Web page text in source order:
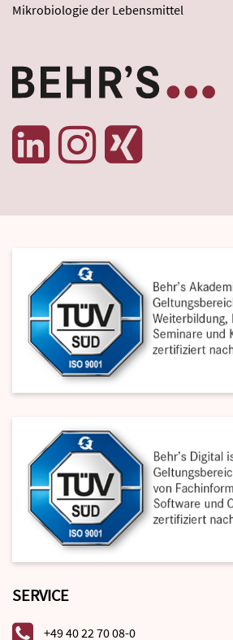
Mikrobiologie der Lebensmittel
SERVICE
+49 40 22 70 08-0